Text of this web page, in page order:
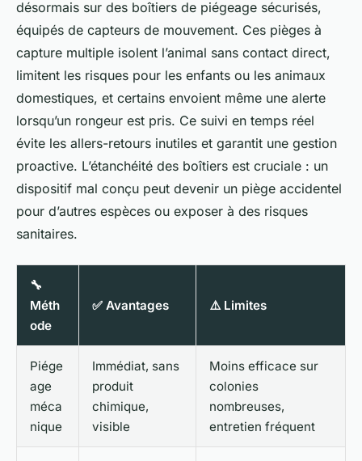
désormais sur des boîtiers de piégeage sécurisés,
équipés de capteurs de mouvement. Ces pièges à
capture multiple isolent l’animal sans contact direct,
limitent les risques pour les enfants ou les animaux
domestiques, et certains envoient même une alerte
lorsqu’un rongeur est pris. Ce suivi en temps réel
évite les allers-retours inutiles et garantit une gestion
proactive. L’étanchéité des boîtiers est cruciale : un
dispositif mal conçu peut devenir un piège accidentel
pour d’autres espèces ou exposer à des risques
sanitaires.
🔧
Méth
ode
✅ Avantages ⚠️ Limites
Piége
age
méca
nique
Immédiat, sans
produit
chimique,
visible
Moins efficace sur
colonies
nombreuses,
entretien fréquent